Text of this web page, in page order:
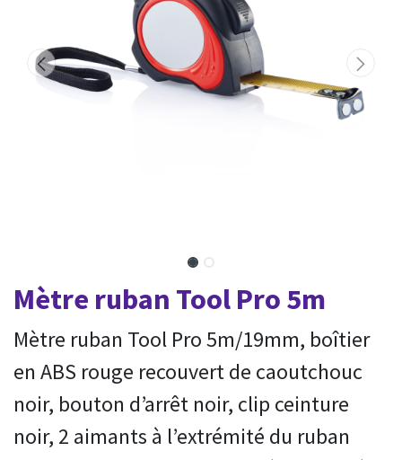
Mètre ruban Tool Pro 5m
Mètre ruban Tool Pro 5m/19mm, boîtier
en ABS rouge recouvert de caoutchouc
noir, bouton d’arrêt noir, clip ceinture
noir, 2 aimants à l’extrémité du ruban